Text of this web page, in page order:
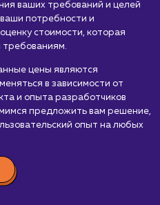
адаптивной
корректно и удобно
устройствах и размерах
зависит от нескольких
дизайна, количество